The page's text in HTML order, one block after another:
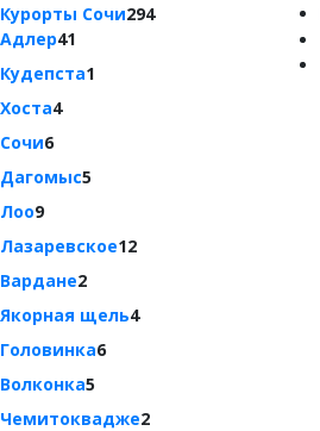
Курорты Сочи294
Адлер41
Кудепста1
Хоста4
Сочи6
Дагомыс5
Лоо9
Лазаревское12
Вардане2
Якорная щель4
Головинка6
Волконка5
Чемитоквадже2